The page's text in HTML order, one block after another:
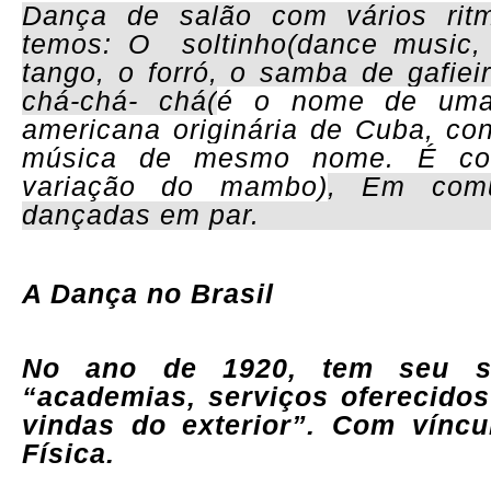
Dança de salão com vários
temos: O soltinho(dance
tango, o forró, o samba de
chá-chá- chá(é o nome de
americana originária de Cuba,
música de mesmo nome. É
variação do
mambo), Em
dançadas em par.
A Dança no Brasil
No ano de 1920, tem seu
“academias, serviços
vindas do exterior”. Com
Física.